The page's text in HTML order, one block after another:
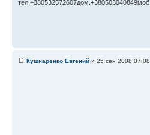
тел.+380532572607дом.+380503040849моб.
Кушнаренко Евгений » 25 сен 2008 07:08